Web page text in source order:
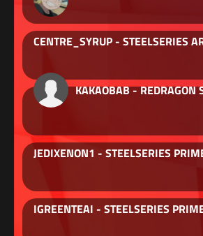
CENTRE_SYRUP - STEELSERIES
KAKAOBAB - REDRAGON
JEDIXENON1 - STEELSERIES
IGREENTEAI - STEELSERIES